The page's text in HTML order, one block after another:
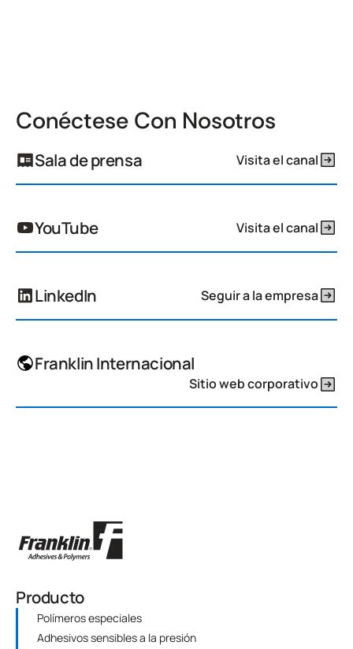
Conéctese Con Nosotros
Sala de prensa Visita el canal
YouTube Visita el canal
LinkedIn Seguir a la empresa
Franklin Internacional
Sitio web corporativo
Producto
Polímeros especiales
Adhesivos sensibles a la presión